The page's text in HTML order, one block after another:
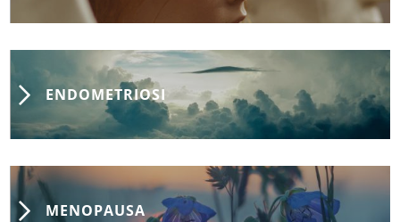
ENDOMETRIOSI
MENOPAUSA